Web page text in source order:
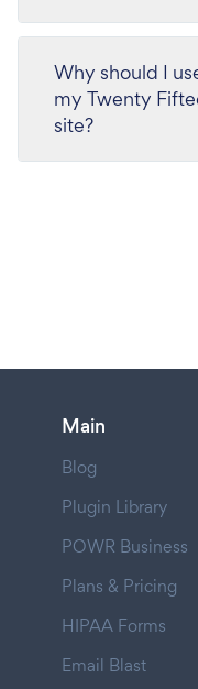
Why should I
my Twenty
site?
Main
Blog
Plugin Library
POWR Business
Plans & Pricing
HIPAA Forms
Email Blast